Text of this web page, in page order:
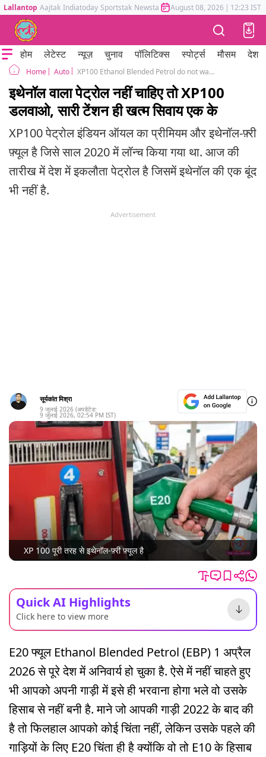
Lallantop Aajtak Indiatoday Sportstak Newstak Mumbai Tak Astrotak
August 08, 2026 | 12:23 IST
होम लेटेस्ट न्यूज़ चुनाव पॉलिटिक्स स्पोर्ट्स मौसम देश
Home Auto XP100 Ethanol Blended Petrol do not want to use e20 fuel in your car use
इथेनॉल वाला पेट्रोल नहीं चाहिए तो XP100
डलवाओ, सारी टेंशन ही खत्म सिवाय एक के
XP100 पेट्रोल इंडियन ऑयल का प्रीमियम और इथेनॉल-फ़्री
फ़्यूल है जिसे साल 2020 में लॉन्च किया गया था. आज की
तारीख में देश में इकलौता पेट्रोल है जिसमें इथेनॉल की एक बूंद
भी नहीं है.
Advertisement
सूर्यकांत मिश्रा
9 जुलाई 2026 (अपडेटेड:
9 जुलाई 2026, 02:54 PM IST)
XP 100 पूरी तरह से इथेनॉल-फ़्री फ़्यूल है
Quick AI Highlights
Click here to view more
E20 फ्यूल Ethanol Blended Petrol (EBP) 1 अप्रैल
2026 से पूरे देश में अनिवार्य हो चुका है. ऐसे में नहीं चाहते हुए
भी आपको अपनी गाड़ी में इसे ही भरवाना होगा भले वो उसके
हिसाब से नहीं बनी है. माने जो आपकी गाड़ी 2022 के बाद की
है तो फिलहाल आपको कोई चिंता नहीं, लेकिन उसके पहले की
गाड़ियों के लिए E20 चिंता ही है क्योंकि वो तो E10 के हिसाब